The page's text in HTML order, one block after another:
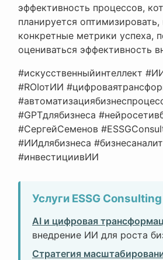
эффективность процессов,
планируется
конкретные метрики успеха,
оцениваться эффективность
#искусственныйинтеллект
#ROIотИИ
#GPTдлябизнеса
#СергейСеменов
#ИИдлябизнеса
#инвестициивИИ
Услуги ESSG Consulting
AI и цифровая
внедрение ИИ для роста
Стратегия